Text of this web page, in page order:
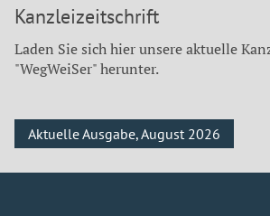
Kanzleizeitschrift
Laden Sie sich hier unsere aktuelle
"WegWeiSer" herunter.
Aktuelle Ausgabe, August 2026